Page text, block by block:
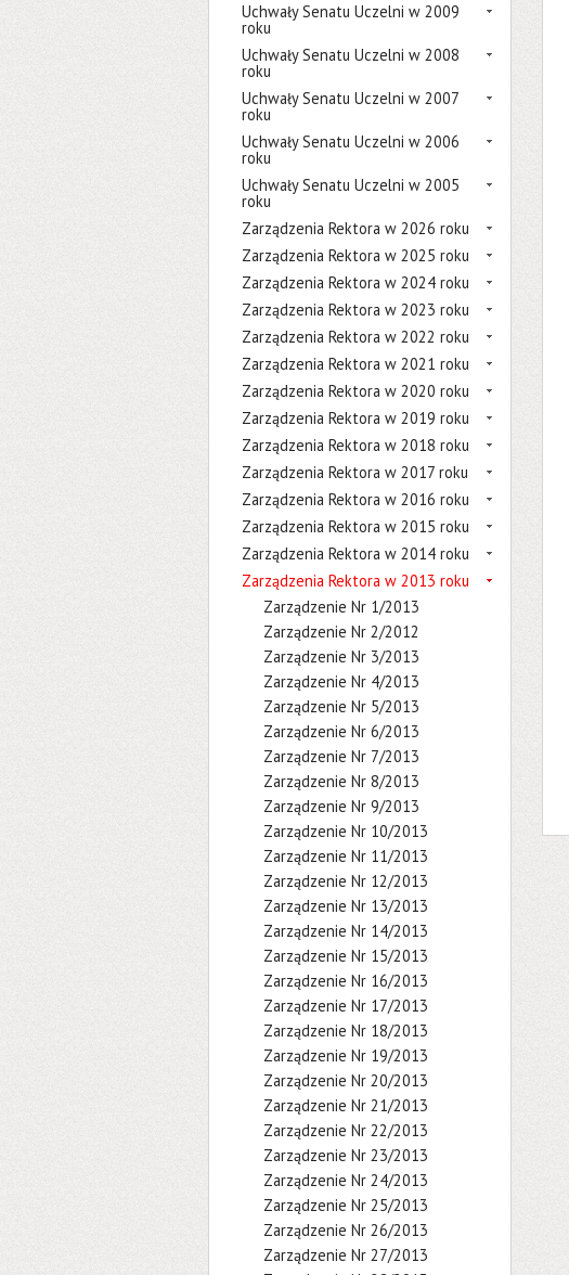
Uchwały Senatu Uczelni w 2009
roku
Uchwały Senatu Uczelni w 2008
roku
Uchwały Senatu Uczelni w 2007
roku
Uchwały Senatu Uczelni w 2006
roku
Uchwały Senatu Uczelni w 2005
roku
Zarządzenia Rektora w 2026 roku
Zarządzenia Rektora w 2025 roku
Zarządzenia Rektora w 2024 roku
Zarządzenia Rektora w 2023 roku
Zarządzenia Rektora w 2022 roku
Zarządzenia Rektora w 2021 roku
Zarządzenia Rektora w 2020 roku
Zarządzenia Rektora w 2019 roku
Zarządzenia Rektora w 2018 roku
Zarządzenia Rektora w 2017 roku
Zarządzenia Rektora w 2016 roku
Zarządzenia Rektora w 2015 roku
Zarządzenia Rektora w 2014 roku
Zarządzenia Rektora w 2013 roku
Zarządzenie Nr 1/2013
Zarządzenie Nr 2/2012
Zarządzenie Nr 3/2013
Zarządzenie Nr 4/2013
Zarządzenie Nr 5/2013
Zarządzenie Nr 6/2013
Zarządzenie Nr 7/2013
Zarządzenie Nr 8/2013
Zarządzenie Nr 9/2013
Zarządzenie Nr 10/2013
Zarządzenie Nr 11/2013
Zarządzenie Nr 12/2013
Zarządzenie Nr 13/2013
Zarządzenie Nr 14/2013
Zarządzenie Nr 15/2013
Zarządzenie Nr 16/2013
Zarządzenie Nr 17/2013
Zarządzenie Nr 18/2013
Zarządzenie Nr 19/2013
Zarządzenie Nr 20/2013
Zarządzenie Nr 21/2013
Zarządzenie Nr 22/2013
Zarządzenie Nr 23/2013
Zarządzenie Nr 24/2013
Zarządzenie Nr 25/2013
Zarządzenie Nr 26/2013
Zarządzenie Nr 27/2013